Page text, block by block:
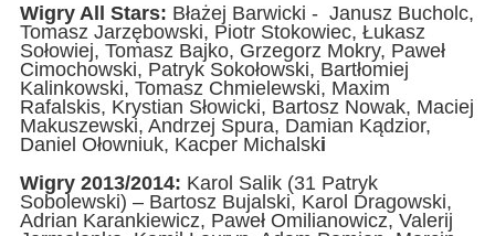
Wigry All Stars: Błażej Barwicki - Janusz Bucholc,
Tomasz Jarzębowski, Piotr Stokowiec, Łukasz
Sołowiej, Tomasz Bajko, Grzegorz Mokry, Paweł
Cimochowski, Patryk Sokołowski, Bartłomiej
Kalinkowski, Tomasz Chmielewski, Maxim
Rafalskis, Krystian Słowicki, Bartosz Nowak, Maciej
Makuszewski, Andrzej Spura, Damian Kądzior,
Daniel Ołowniuk, Kacper Michalski
Wigry 2013/2014: Karol Salik (31 Patryk
Sobolewski) – Bartosz Bujalski, Karol Dragowski,
Adrian Karankiewicz, Paweł Omilianowicz, Valerij